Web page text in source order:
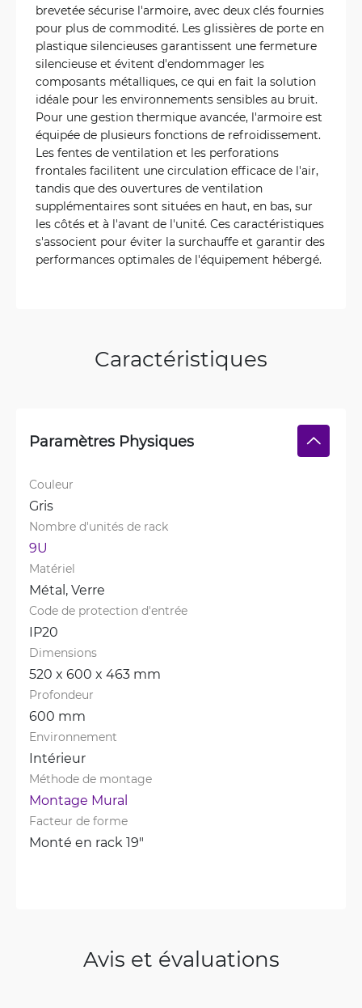
brevetée sécurise l'armoire, avec deux clés fournies
pour plus de commodité. Les glissières de porte en
plastique silencieuses garantissent une fermeture
silencieuse et évitent d'endommager les
composants métalliques, ce qui en fait la solution
idéale pour les environnements sensibles au bruit.
Pour une gestion thermique avancée, l'armoire est
équipée de plusieurs fonctions de refroidissement.
Les fentes de ventilation et les perforations
frontales facilitent une circulation efficace de l'air,
tandis que des ouvertures de ventilation
supplémentaires sont situées en haut, en bas, sur
les côtés et à l'avant de l'unité. Ces caractéristiques
s'associent pour éviter la surchauffe et garantir des
performances optimales de l'équipement hébergé.
Caractéristiques
Paramètres Physiques
Couleur
Gris
Nombre d'unités de rack
9U
Matériel
Métal, Verre
Code de protection d'entrée
IP20
Dimensions
520 x 600 x 463 mm
Profondeur
600 mm
Environnement
Intérieur
Méthode de montage
Montage Mural
Facteur de forme
Monté en rack 19"
Avis et évaluations